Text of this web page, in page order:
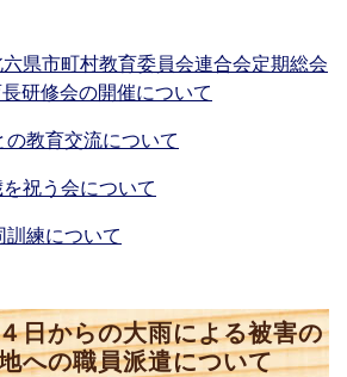
県市町村教育委員会連合会定期総会
研修会の開催について
教育交流について
祝う会について
練について
日からの大雨による被害の
への職員派遣について